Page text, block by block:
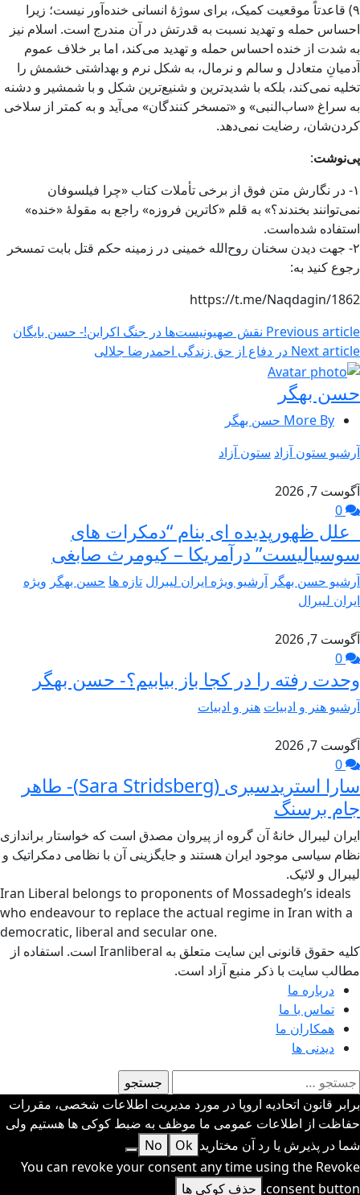
۹) قاعدتاً موقعیت کمیک، برای سوژهٔ انسانی خنده‌آور نیست؛ زیرا
احساس حمله و تهدید نسبت به قدرتش در آن مندرج است. اسلام نیز
به شدت از خنده احساس حمله و تهدید می‌کند، اما بر خلاف عموم
آدمیانِ متعادل و سالم و نرمال، به شکل نرم و بهداشتی خشمش را
تخلیه نمی‌کند، بلکه با شدیدترین و شنیع‌ترین شکل و با شمشیر و دشنه
به سراغ «ساب‌النبی» و «تمسخر کنندگان» می‌آید و به کمتر از سلاخی
کردن‌شان، رضایت نمی‌دهد.
پی‌نوشت:
۱- در نگارش متن فوق از برخی تأملات کتاب «چرا فیلسوفان
نمی‌توانند بخندند؟» به قلم «کاترین فروزه» راجع به مقولهٔ «خنده»
استفاده شده‌است.
۲- جهت دیدن سخنان روح‌الله خمینی در زمینه حکم قتل بابت تمسخر
رجوع کنید به:
https://t.me/Naqdagin/1862
Previous article نقش صهیونیست‌ها در جنگ اکراین!- حسن بایگان
Next article در دفاع از حق زندگی احمدرضا جلالی
حسن بهگر
More By حسن بهگر
آرشیو ستون آزاد ستون آزاد
آگوست 7, 2026
علل ظهورپدیده ای بنام “دمکرات های
سوسیالیست” درآمریکا – کیومرث صابغی
آرشیو حسن بهگر آرشیو ویژه ایران لیبرال تازه ها حسن بهگر ویژه
ایران لیبرال
آگوست 7, 2026
وحدت رفته را در کجا باز بیابیم؟- حسن بهگر
آرشیو هنر و ادبیات هنر و ادبیات
آگوست 7, 2026
سارا استریدسبری (Sara Stridsberg)- طاهر
جام برسنگ
ایران لیبرال خانهٌ آن گروه از پیروان مصدق است که خواستار براندازی
نظام سیاسی موجود ایران هستند و جایگزینی آن با نظامی دمکراتیک و
لیبرال و لائیک.
Iran Liberal belongs to proponents of Mossadegh’s ideals
who endeavour to replace the actual regime in Iran with a
democratic, liberal and secular one.
کلیه حقوق قانونی این سایت متعلق به Iranliberal است. استفاده از
مطالب سایت با ذکر منبع آزاد است.
درباره ما
تماس با ما
همکاران ما
دیدنی ها
جستجو
برای:
برابر قانون اتحادیه اروپا در مورد مدیریت اطلاعات شخصی، مقررات
حفاظت از اطلاعات عمومی ما موظف به ضبط کوکی ها هستیم ولی
شما در پذیرش یا رد آن مختارید Ok
No
You can revoke your consent any time using the Revoke
consent button. حذف کوکی ها